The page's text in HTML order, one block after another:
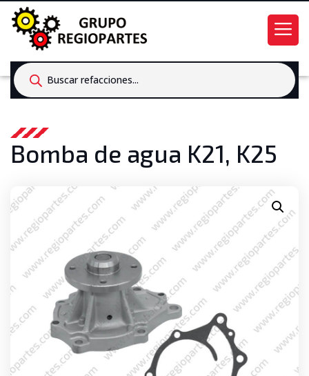
Products
search
Bomba de agua K21, K25